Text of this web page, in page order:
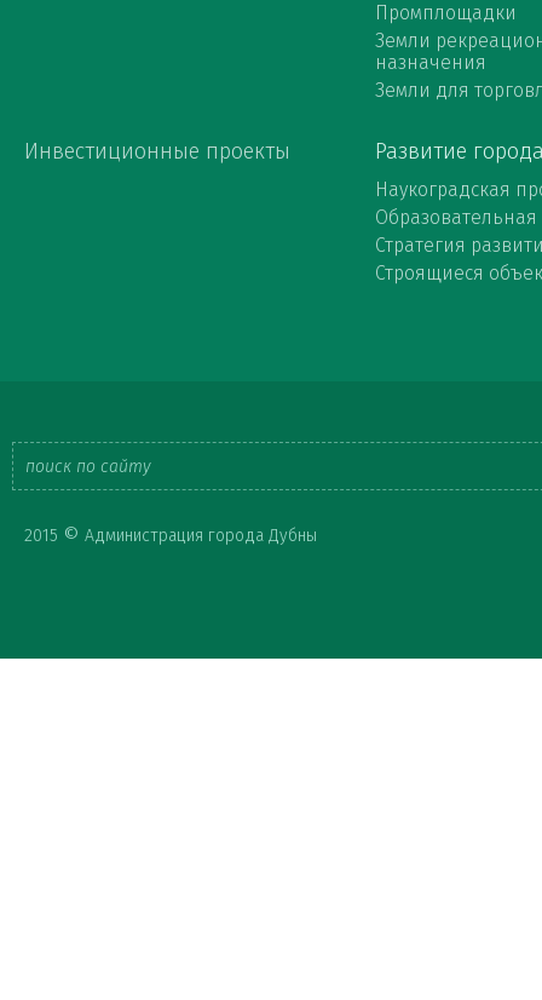
Промплощадки
Земли
назначения
Земли для
Инвестиционные проекты Развитие
Наукоградская
Стратегия
Строящиеся
Форма
2015 © Администрация города Дубны